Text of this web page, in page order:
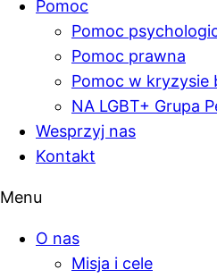
Pomoc
Pomoc
Pomoc prawna
Pomoc w kryzysie
NA LGBT+ Grupa
Wesprzyj nas
Kontakt
Menu
O nas
Misja i cele